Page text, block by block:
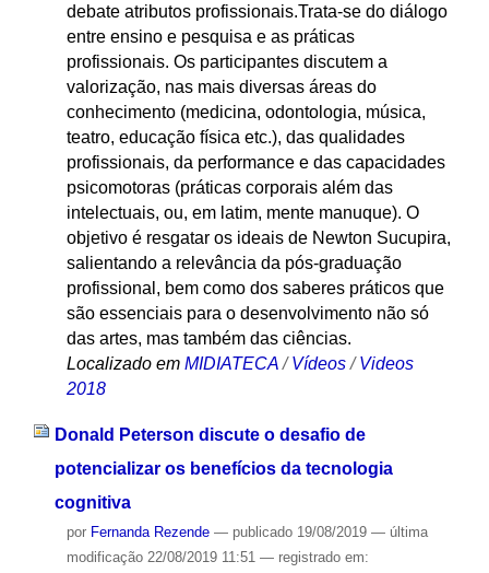
debate atributos profissionais.Trata-se do diálogo
entre ensino e pesquisa e as práticas
profissionais. Os participantes discutem a
valorização, nas mais diversas áreas do
conhecimento (medicina, odontologia, música,
teatro, educação física etc.), das qualidades
profissionais, da performance e das capacidades
psicomotoras (práticas corporais além das
intelectuais, ou, em latim, mente manuque). O
objetivo é resgatar os ideais de Newton Sucupira,
salientando a relevância da pós-graduação
profissional, bem como dos saberes práticos que
são essenciais para o desenvolvimento não só
das artes, mas também das ciências.
Localizado em MIDIATECA /Vídeos /Videos
2018
Donald Peterson discute o desafio de
potencializar os benefícios da tecnologia
cognitiva
por Fernanda Rezende — publicado19/08/2019 — última
modificação22/08/2019 11:51 — registrado em: